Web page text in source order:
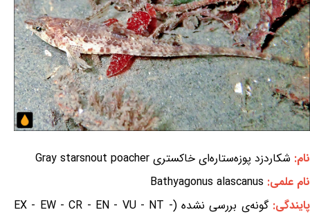
نام: شکاردزد پوزه‌ستاره‌ای خاکستری Gray starsnout poacher
نام علمی: Bathyagonus alascanus
پایندگی:
گونه‌ی بررسی نشده (EX - EW - CR - EN - VU - NT -